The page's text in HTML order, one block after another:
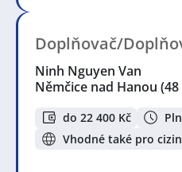
Doplňovač/
Ninh Nguyen Van
Němčice nad Hanou
do 22 400 Kč
Vhodné také pro